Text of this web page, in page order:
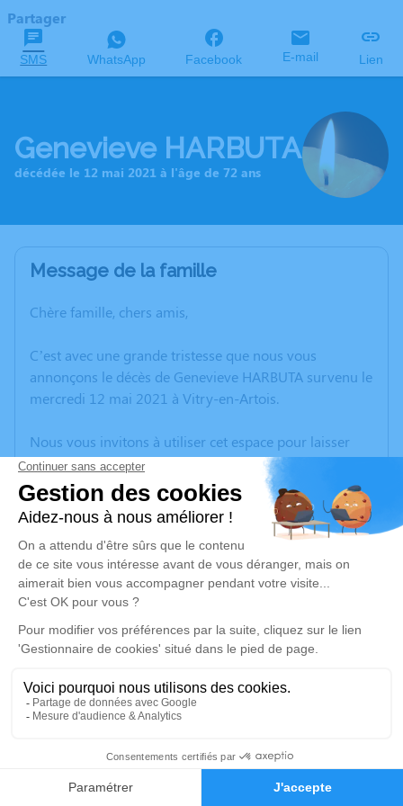
Faire-part Hommages
Partager
SMS WhatsApp Facebook E-mail Lien
Genevieve HARBUTA
décédée le 12 mai 2021 à l'âge de 72 ans
Message de la famille
Chère famille, chers amis,
C’est avec une grande tristesse que nous vous
annonçons le décès de Genevieve HARBUTA survenu le
mercredi 12 mai 2021 à Vitry-en-Artois.
Nous vous invitons à utiliser cet espace pour laisser
vos condoléances, partager des photos souvenirs, une
anecdote ou exprimer vos pensées à travers des
poèmes ou des textes. Cet endroit est un lieu
d'expression dédié à honorer la mémoire de Genevieve
HARBUTA.
Un service de plantation d’arbre hommage est
disponible ici
Cérémonie religieuse
Église Saint Barthélemy d'Oignies
Place de la IVe République